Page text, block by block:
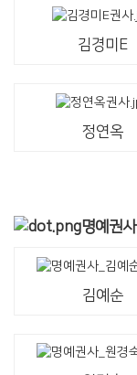
김경미E
정연옥
명예권사
김예순